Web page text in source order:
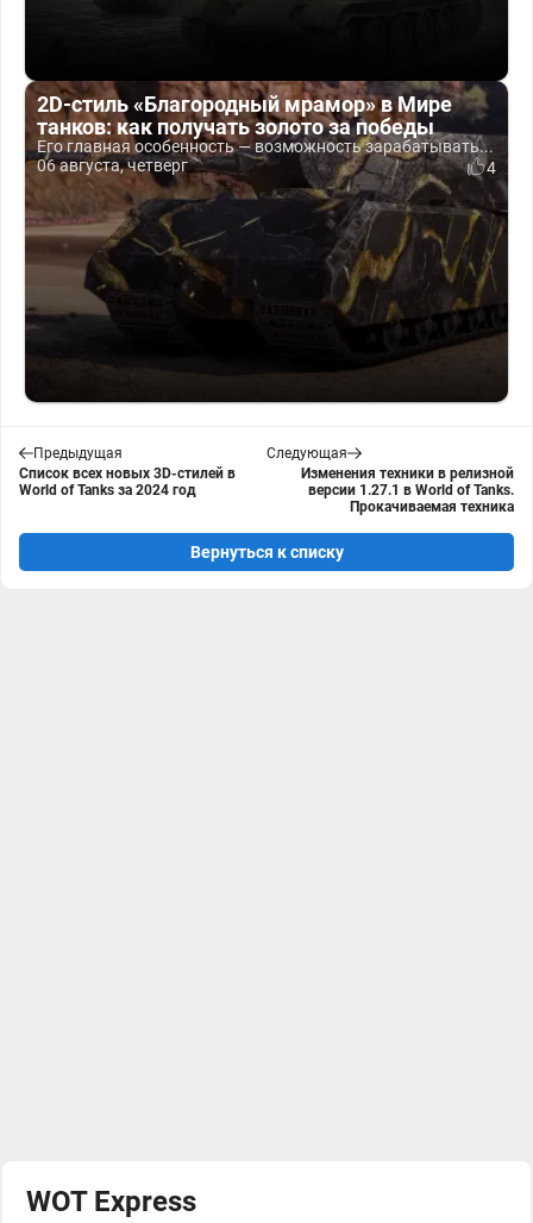
2D-стиль «Благородный мрамор» в Мире
танков: как получать золото за победы
Его главная особенность — возможность зарабатывать...
06 августа, четверг
4
Предыдущая
Список всех новых 3D-стилей в
World of Tanks за 2024 год
Следующая
Изменения техники в релизной
версии 1.27.1 в World of Tanks.
Прокачиваемая техника
Вернуться к списку
WOT Express